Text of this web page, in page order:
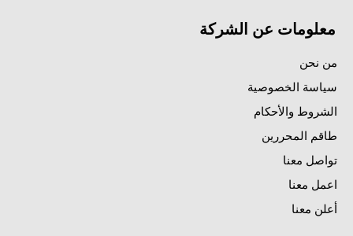
معلومات عن الشركة
من نحن
سياسة الخصوصية
الشروط والأحكام
طاقم المحررين
تواصل معنا
اعمل معنا
أعلن معنا